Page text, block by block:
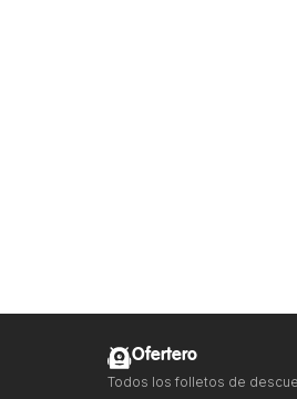
Ofertero
Todos los folletos de